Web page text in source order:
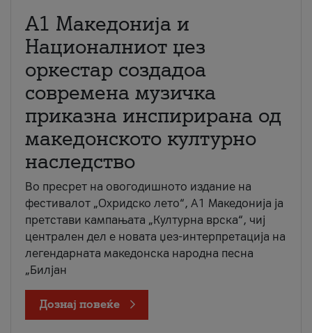
А1 Македонија и
Националниот џез
оркестар создадоа
современа музичка
приказна инспирирана од
македонското културно
наследство
Во пресрет на овогодишното издание на
фестивалот „Охридско лето“, А1 Македонија ја
претстави кампањата „Културна врска“, чиј
централен дел е новата џез-интерпретација на
легендарната македонска народна песна
„Билјан
Дознај повеќе